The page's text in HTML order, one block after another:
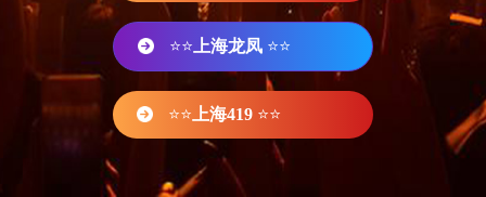
⭐⭐ 上海龙凤 ⭐⭐
⭐⭐ 上海419 ⭐⭐